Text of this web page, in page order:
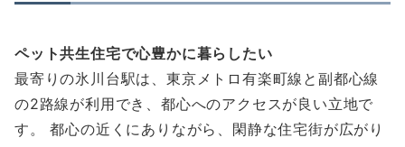
ペット共生住宅で心豊かに暮らしたい
最寄りの氷川台駅は、東京メトロ有楽町線と副都心線
の2路線が利用でき、都心へのアクセスが良い立地で
す。 都心の近くにありながら、閑静な住宅街が広がり